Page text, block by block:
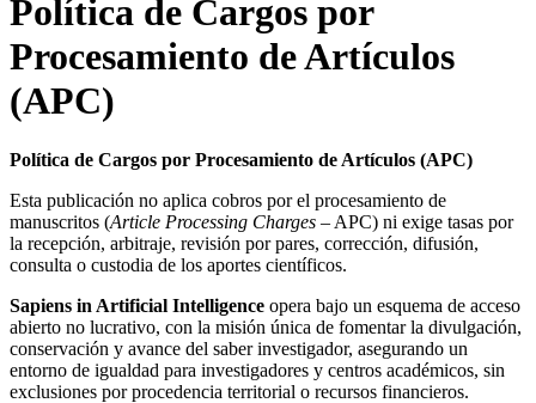
Política de Cargos por
Procesamiento de Artículos
(APC)
Política de Cargos por Procesamiento de Artículos (APC)
Esta publicación no aplica cobros por el procesamiento de
manuscritos (Article Processing Charges – APC) ni exige tasas por
la recepción, arbitraje, revisión por pares, corrección, difusión,
consulta o custodia de los aportes científicos.
Sapiens in Artificial Intelligence opera bajo un esquema de acceso
abierto no lucrativo, con la misión única de fomentar la divulgación,
conservación y avance del saber investigador, asegurando un
entorno de igualdad para investigadores y centros académicos, sin
exclusiones por procedencia territorial o recursos financieros.